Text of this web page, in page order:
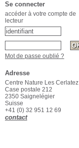
Se connecter
accéder à votre compte de
lecteur
Mot de passe oublié ?
Adresse
Centre Nature Les Cerlatez
Case postale 212
2350 Saignelégier
Suisse
+41 (0) 32 951 12 69
contact